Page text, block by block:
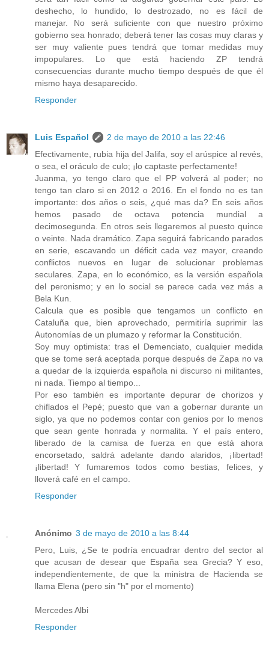
deshecho, lo hundido, lo destrozado, no es fácil de
manejar. No será suficiente con que nuestro próximo
gobierno sea honrado; deberá tener las cosas muy claras y
ser muy valiente pues tendrá que tomar medidas muy
impopulares. Lo que está haciendo ZP tendrá
consecuencias durante mucho tiempo después de que él
mismo haya desaparecido.
Responder
Luis Español
2 de mayo de 2010 a las 22:46
Efectivamente, rubia hija del Jalifa, soy el arúspice al revés,
o sea, el oráculo de culo; ¡lo captaste perfectamente!
Juanma, yo tengo claro que el PP volverá al poder; no
tengo tan claro si en 2012 o 2016. En el fondo no es tan
importante: dos años o seis, ¿qué mas da? En seis años
hemos pasado de octava potencia mundial a
decimosegunda. En otros seis llegaremos al puesto quince
o veinte. Nada dramático. Zapa seguirá fabricando parados
en serie, escavando un déficit cada vez mayor, creando
conflictos nuevos en lugar de solucionar problemas
seculares. Zapa, en lo económico, es la versión española
del peronismo; y en lo social se parece cada vez más a
Bela Kun.
Calcula que es posible que tengamos un conflicto en
Cataluña que, bien aprovechado, permitiría suprimir las
Autonomías de un plumazo y reformar la Constitución.
Soy muy optimista: tras el Demenciato, cualquier medida
que se tome será aceptada porque después de Zapa no va
a quedar de la izquierda española ni discurso ni militantes,
ni nada. Tiempo al tiempo...
Por eso también es importante depurar de chorizos y
chiflados el Pepé; puesto que van a gobernar durante un
siglo, ya que no podemos contar con genios por lo menos
que sean gente honrada y normalita. Y el país entero,
liberado de la camisa de fuerza en que está ahora
encorsetado, saldrá adelante dando alaridos, ¡libertad!
¡libertad! Y fumaremos todos como bestias, felices, y
lloverá café en el campo.
Responder
Anónimo 3 de mayo de 2010 a las 8:44
Pero, Luis, ¿Se te podría encuadrar dentro del sector al
que acusan de desear que España sea Grecia? Y eso,
independientemente, de que la ministra de Hacienda se
llama Elena (pero sin "h" por el momento)
Mercedes Albi
Responder